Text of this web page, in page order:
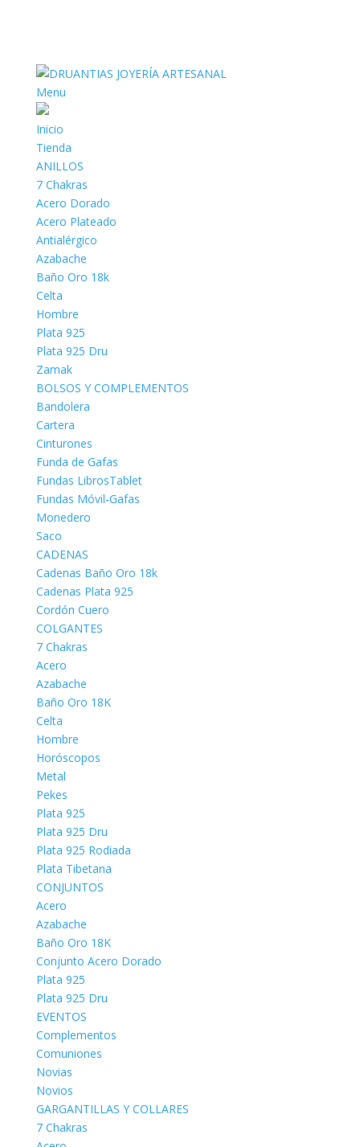
Menu
Inicio
Tienda
ANILLOS
7 Chakras
Acero Dorado
Acero Plateado
Antialérgico
Azabache
Baño Oro 18k
Celta
Hombre
Plata 925
Plata 925 Dru
Zamak
BOLSOS Y COMPLEMENTOS
Bandolera
Cartera
Cinturones
Funda de Gafas
Fundas LibrosTablet
Fundas Móvil-Gafas
Monedero
Saco
CADENAS
Cadenas Baño Oro 18k
Cadenas Plata 925
Cordón Cuero
COLGANTES
7 Chakras
Acero
Azabache
Baño Oro 18K
Celta
Hombre
Horóscopos
Metal
Pekes
Plata 925
Plata 925 Dru
Plata 925 Rodiada
Plata Tibetana
CONJUNTOS
Acero
Azabache
Baño Oro 18K
Conjunto Acero Dorado
Plata 925
Plata 925 Dru
EVENTOS
Complementos
Comuniones
Novias
Novios
GARGANTILLAS Y COLLARES
7 Chakras